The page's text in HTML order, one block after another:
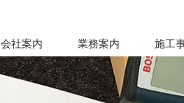
会社案内 業務案内 施工